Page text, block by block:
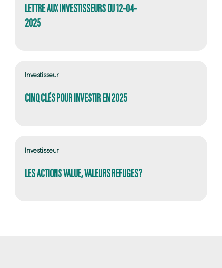
LETTRE AUX INVESTISSEURS DU 12-04-
2025
Investisseur
CINQ CLÉS POUR INVESTIR EN 2025
Investisseur
LES ACTIONS VALUE, VALEURS REFUGES?